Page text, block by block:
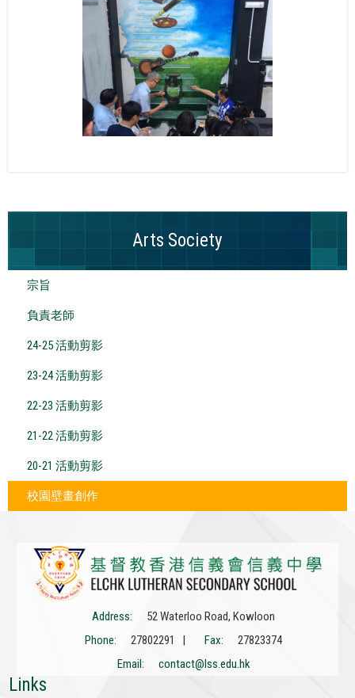
Arts Society
宗旨
負責老師
24-25 活動剪影
23-24 活動剪影
22-23 活動剪影
21-22 活動剪影
20-21 活動剪影
校園壁畫創作
Address:
52 Waterloo Road, Kowloon
Phone:
27802291 | Fax:
27823374
Email:
contact@lss.edu.hk
Links